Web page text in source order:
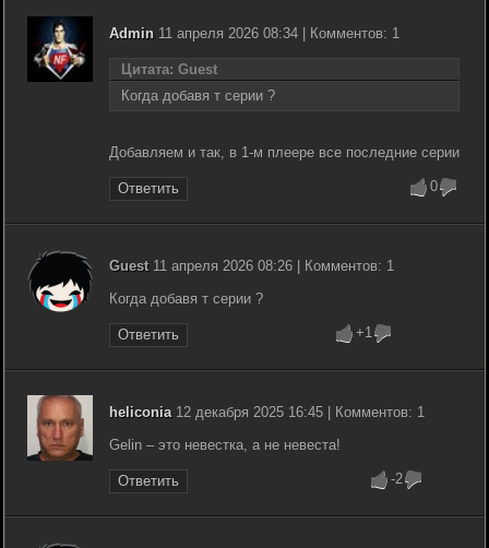
Admin 11 апреля 2026 08:34 | Комментов: 1
Цитата: Guest
Когда добавя т серии ?
Добавляем и так, в 1-м плеере все последние серии
Ответить 0
Guest11 апреля 2026 08:26 | Комментов: 1
Когда добавя т серии ?
Ответить +1
heliconia12 декабря 2025 16:45 | Комментов: 1
Gelin – это невестка, а не невеста!
Ответить -2